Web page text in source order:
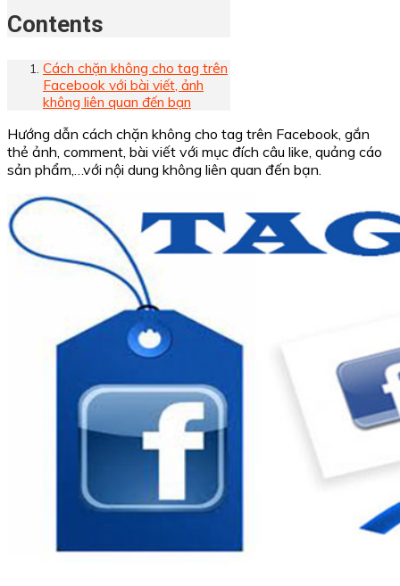
Contents
Cách chặn không cho tag trên
Facebook với bài viết, ảnh
không liên quan đến bạn
Hướng dẫn cách chặn không cho tag trên Facebook, gắn
thẻ ảnh, comment, bài viết với mục đích câu like, quảng cáo
sản phẩm,…với nội dung không liên quan đến bạn.